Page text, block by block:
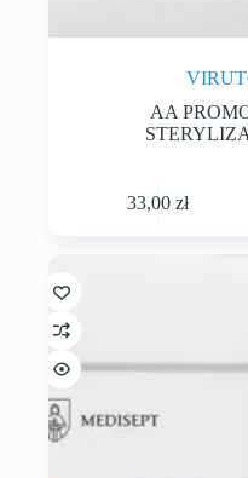
AA
33,00zł